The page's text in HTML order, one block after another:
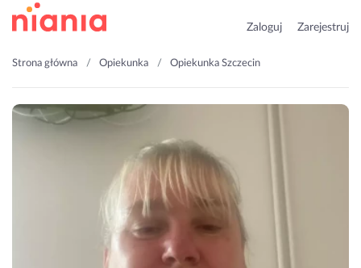
Zaloguj Zarejestruj
Strona główna Opiekunka Opiekunka Szczecin